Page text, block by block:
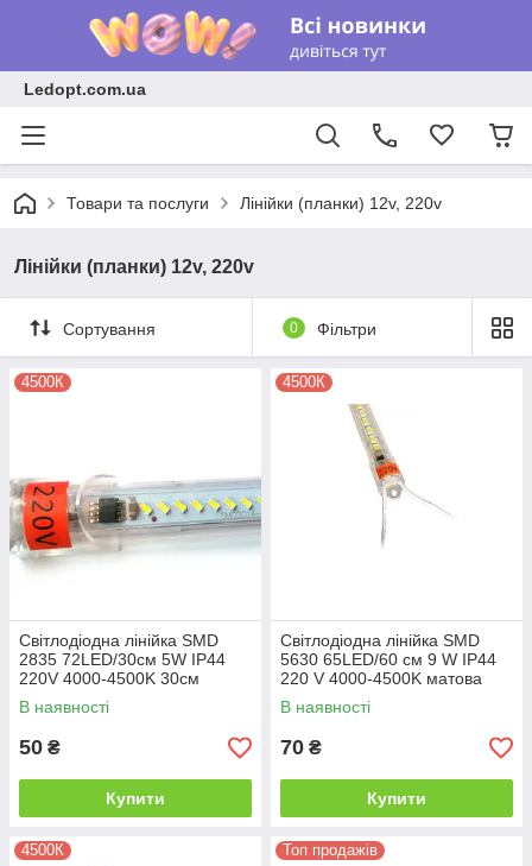
Ledopt.com.ua
Товари та послуги Лінійки (планки) 12v, 220v
Лінійки (планки) 12v, 220v
Сортування 0 Фільтри
4500К
Світлодіодна лінійка SMD
2835 72LED/30см 5W IP44
220V 4000-4500K 30см
матова
В наявності
50 ₴
Купити
4500К
Світлодіодна лінійка SMD
5630 65LED/60 см 9 W IP44
220 V 4000-4500K матова
В наявності
70 ₴
Купити
4500К Топ продажів